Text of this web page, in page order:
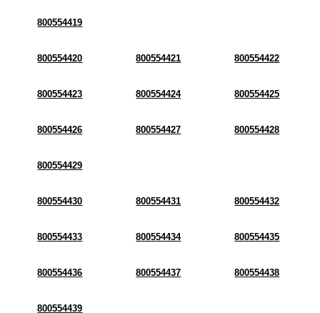
800554419
800554420 800554421 800554422
800554423 800554424 800554425
800554426 800554427 800554428
800554429
800554430 800554431 800554432
800554433 800554434 800554435
800554436 800554437 800554438
800554439